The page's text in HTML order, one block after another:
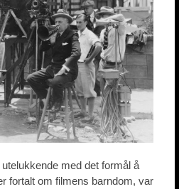
med det formål å
fortalt om filmens barndom, var